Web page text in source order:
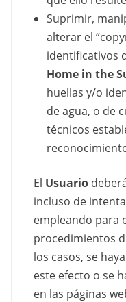
Suprimir,
alterar el
identificativos
Home in the
huellas y/o
de agua, o de
técnicos
El Usuario
incluso de
empleando para
procedimientos
los casos, se
este efecto o se
en las páginas